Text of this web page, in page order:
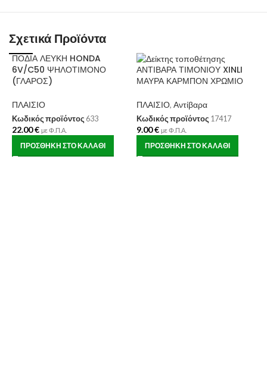
Σχετικά Προϊόντα
ΠΟΔΙΑ ΛΕΥΚΗ HONDA
6V/C50 ΨΗΛΟΤΙΜΟΝΟ
(ΓΛΑΡΟΣ)
ΠΛΑΙΣΙΟ
Κωδικός προϊόντος 633
22.00€ με Φ.Π.Α.
ΠΡΟΣΘΉΚΗ ΣΤΟ ΚΑΛΆΘΙ
ΑΝΤΙΒΑΡΑ ΤΙΜΟΝΙΟΥ XINLI
ΜΑΥΡΑ ΚΑΡΜΠΟΝ ΧΡΩΜΙΟ
ΠΛΑΙΣΙΟ, Αντίβαρα
Κωδικός προϊόντος 17417
9.00€ με Φ.Π.Α.
ΠΡΟΣΘΉΚΗ ΣΤΟ ΚΑΛΆΘΙ